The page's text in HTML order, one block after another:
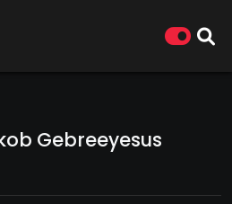
Gebreeyesus